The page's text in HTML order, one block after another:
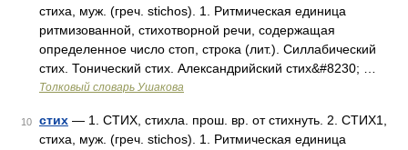
стиха, муж. (греч. stichos). 1. Ритмическая единица
ритмизованной, стихотворной речи, содержащая
определенное число стоп, строка (лит.). Силлабический
стих. Тонический стих. Александрийский стих&#8230; …
Толковый словарь Ушакова
10 стих — 1. СТИХ, стихла. прош. вр. от стихнуть. 2. СТИХ1,
стиха, муж. (греч. stichos). 1. Ритмическая единица